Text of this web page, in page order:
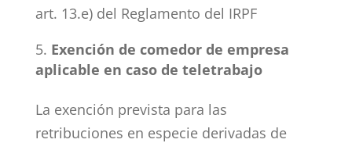
art. 13.e) del Reglamento del IRPF
Exención de comedor de empresa
aplicable en caso de teletrabajo
La exención prevista para las
retribuciones en especie derivadas de